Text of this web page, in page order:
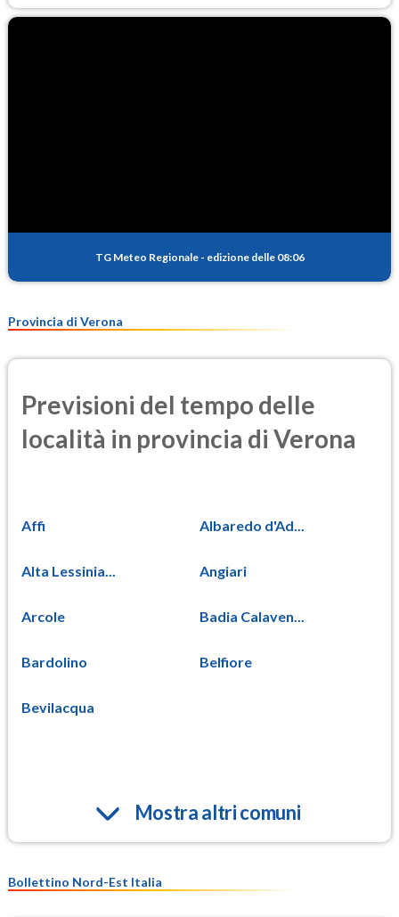
TG Meteo Regionale - edizione delle 08:06
Provincia di Verona
Previsioni del tempo delle
località in provincia di Verona
Affi Albaredo d'Ad...
Alta Lessinia... Angiari
Arcole Badia Calaven...
Bardolino Belfiore
Bevilacqua
Mostra altri comuni
Bollettino Nord-Est Italia